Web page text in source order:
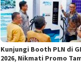
Kunjungi Booth PLN di
2026, Nikmati Promo